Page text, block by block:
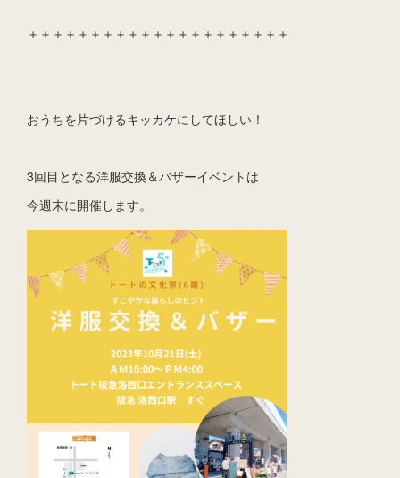
＋＋＋＋＋＋＋＋＋＋＋＋＋＋＋＋＋＋＋＋＋
おうちを片づけるキッカケにしてほしい！
3回目となる洋服交換＆バザーイベントは
今週末に開催します。